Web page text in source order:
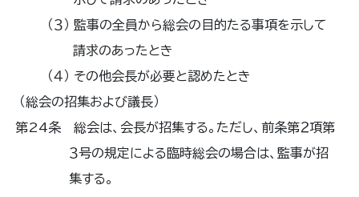
（３） 監事の全員から総会の目的たる事項を示して
請求のあったとき
（４） その他会長が必要と認めたとき
（総会の招集および議長）
第24条 総会は、会長が招集する。ただし、前条第２項第
３号の規定による臨時総会の場合は、監事が招
集する。